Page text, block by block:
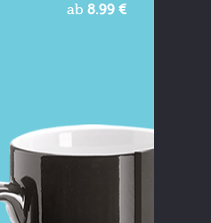
ab 8.99 €